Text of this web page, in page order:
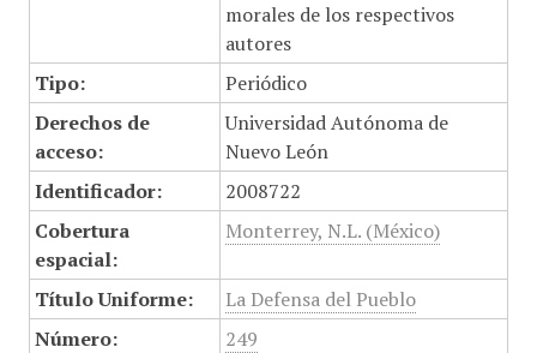
morales de los respectivos
autores
Tipo:
Periódico
Derechos de
acceso:
Universidad Autónoma de
Nuevo León
Identificador:
2008722
Cobertura
espacial:
Monterrey, N.L. (México)
Título Uniforme:
La Defensa del Pueblo
Número:
249